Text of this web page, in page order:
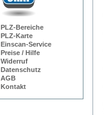
PLZ-Bereiche
PLZ-Karte
Einscan-Service
Preise / Hilfe
Widerruf
Datenschutz
AGB
Kontakt